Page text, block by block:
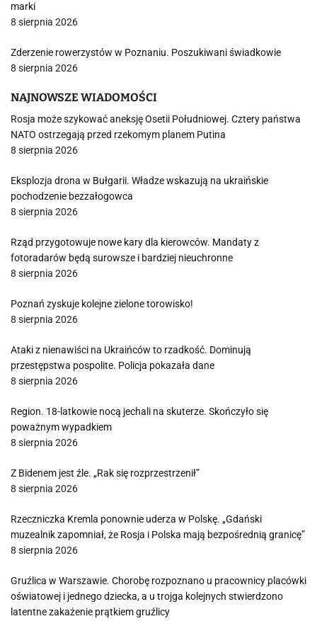
marki
8 sierpnia 2026
Zderzenie rowerzystów w Poznaniu. Poszukiwani świadkowie
8 sierpnia 2026
NAJNOWSZE WIADOMOŚCI
Rosja może szykować aneksję Osetii Południowej. Cztery państwa
NATO ostrzegają przed rzekomym planem Putina
8 sierpnia 2026
Eksplozja drona w Bułgarii. Władze wskazują na ukraińskie
pochodzenie bezzałogowca
8 sierpnia 2026
Rząd przygotowuje nowe kary dla kierowców. Mandaty z
fotoradarów będą surowsze i bardziej nieuchronne
8 sierpnia 2026
Poznań zyskuje kolejne zielone torowisko!
8 sierpnia 2026
Ataki z nienawiści na Ukraińców to rzadkość. Dominują
przestępstwa pospolite. Policja pokazała dane
8 sierpnia 2026
Region. 18-latkowie nocą jechali na skuterze. Skończyło się
poważnym wypadkiem
8 sierpnia 2026
Z Bidenem jest źle. „Rak się rozprzestrzenił”
8 sierpnia 2026
Rzeczniczka Kremla ponownie uderza w Polskę. „Gdański
muzealnik zapomniał, że Rosja i Polska mają bezpośrednią granicę”
8 sierpnia 2026
Gruźlica w Warszawie. Chorobę rozpoznano u pracownicy placówki
oświatowej i jednego dziecka, a u trojga kolejnych stwierdzono
latentne zakażenie prątkiem gruźlicy